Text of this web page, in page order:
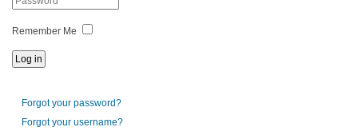
Remember Me
Forgot your password?
Forgot your username?